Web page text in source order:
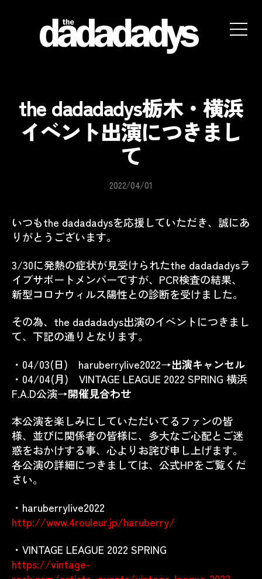
website
the dadadadys栃木・横浜
イベント出演につきまし
て
2022/04/01
いつもthe dadadadysを応援していただき、誠にあ
りがとうございます。
3/30に発熱の症状が見受けられたthe dadadadysラ
イブサポートメンバーですが、PCR検査の結果、
新型コロナウィルス陽性との診断を受けました。
その為、the dadadadys出演のイベントにつきまし
て、下記の通りとなります。
・04/03(日) haruberrylive2022→出演キャンセル
・04/04(月) VINTAGE LEAGUE 2022 SPRING 横浜
F.A.D公演→開催見合わせ
本公演を楽しみにしていただいてるファンの皆
様、並びに関係者の皆様に、多大なご心配とご迷
惑をおかけする事、心よりお詫び申し上げます。
各公演の詳細につきましては、公式HPをご覧くだ
さい。
・haruberrylive2022
http://www.4rouleur.jp/haruberry/
・VINTAGE LEAGUE 2022 SPRING
https://vintage-